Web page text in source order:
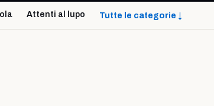
Attenti al lupo Tutte le categorie ↓